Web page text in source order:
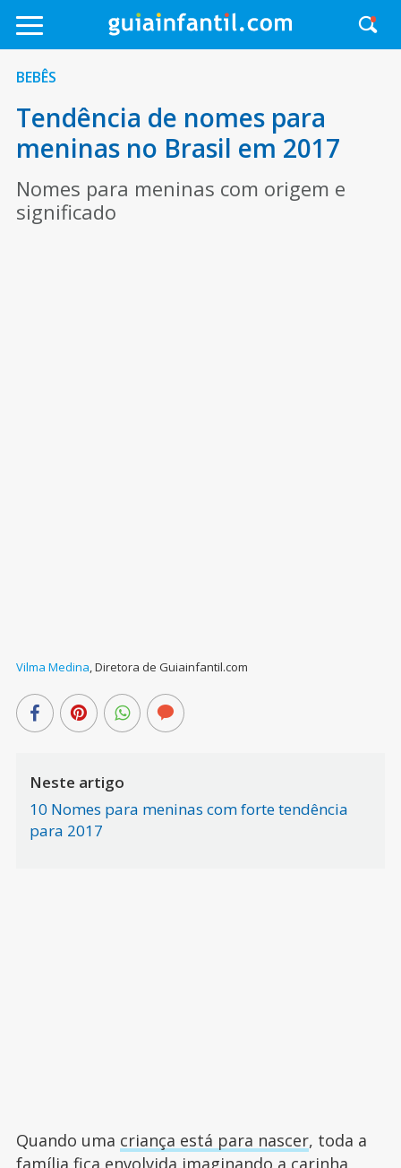
BEBÊS
Tendência de nomes para
meninas no Brasil em 2017
Nomes para meninas com origem e
significado
Vilma Medina,Diretora de Guiainfantil.com
Neste artigo
10 Nomes para meninas com forte tendência
para 2017
Quando uma criança está para nascer, toda a
família fica envolvida imaginando a carinha